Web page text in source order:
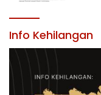
Info Kehilangan